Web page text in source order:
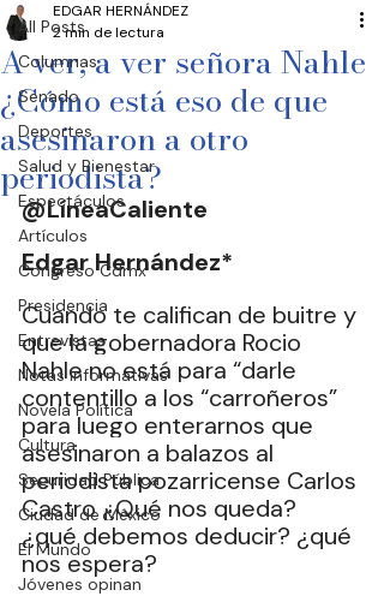
All Posts
Columnas
Senado
Deportes
Salud y Bienestar
Espectáculos
Artículos
Congreso Cdmx
Presidencia
Entrevistas
Notas Informativas
Novela Política
Cultura
Seguridad Pública
Ciudad de México
El Mundo
Jóvenes opinan
A ver, a ver señora Nahle
¿Cómo está eso de que
asesinaron a otro
periodista?
EDGAR HERNÁNDEZ
2 min de lectura
@LíneaCaliente
Edgar Hernández*
Cuando te califican de buitre y
que la gobernadora Rocio
Nahle no está para “darle
contentillo a los “carroñeros”
para luego enterarnos que
asesinaron a balazos al
periodista pozarricense Carlos
Castro ¿Qué nos queda?
¿qué debemos deducir? ¿qué
nos espera?